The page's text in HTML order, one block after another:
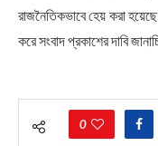
রাজনৈতিকভাবে হেয় করা
করে সংবাদ প্রকাশের দাবি
0